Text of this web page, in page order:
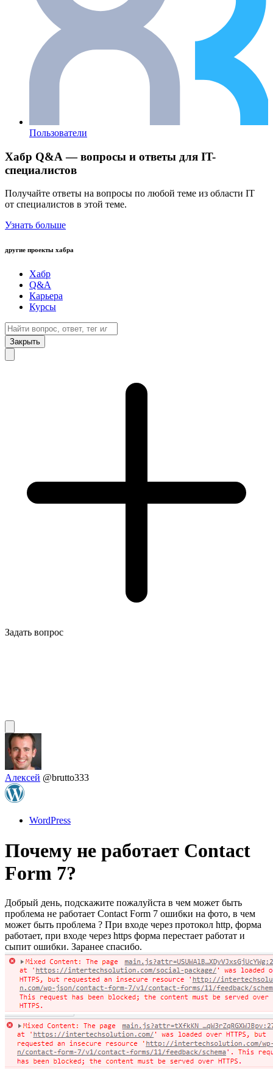
Пользователи
Хабр Q&A — вопросы и ответы для IT-
специалистов
Получайте ответы на вопросы по любой теме из области IT
от специалистов в этой теме.
Узнать больше
другие проекты хабра
Хабр
Q&A
Карьера
Курсы
Закрыть
Задать вопрос
Алексей @brutto333
WordPress
Почему не работает Contact
Form 7?
Добрый день, подскажите пожалуйста в чем может быть
проблема не работает Contact Form 7 ошибки на фото, в чем
может быть проблема ? При входе через протокол http, форма
работает, при входе через https форма перестает работат и
сыпит ошибки. Заранее спасибо.